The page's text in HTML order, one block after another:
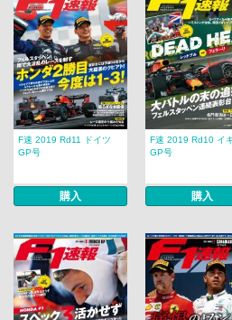
F速 2019 Rd11 ドイツ
GP号
購入
F速 2019 Rd10 イ
GP号
購入